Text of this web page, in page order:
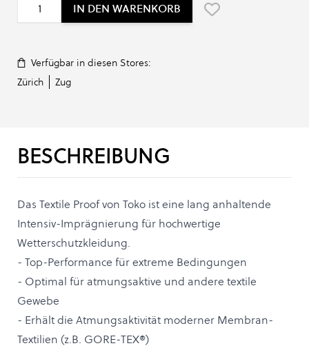
IN DEN WARENKORB
Verfügbar in diesen Stores:
Zürich
Zug
BESCHREIBUNG
Das Textile Proof von Toko ist eine lang anhaltende
Intensiv-Imprägnierung für hochwertige
Wetterschutzkleidung.
- Top-Performance für extreme Bedingungen
- Optimal für atmungsaktive und andere textile
Gewebe
- Erhält die Atmungsaktivität moderner Membran-
Textilien (z.B. GORE-TEX®)